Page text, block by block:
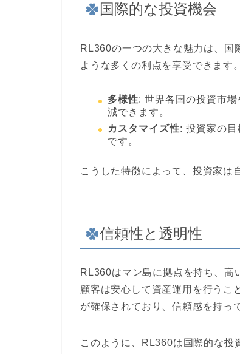
国際的な投資機会
RL360の一つの大きな魅力は、国
ような多くの利点を享受できます。
多様性: 世界各国の投資市
減できます。
カスタマイズ性: 投資家の
です。
こうした特徴によって、投資家は
信頼性と透明性
RL360はマン島に拠点を持ち、高
顧客は安心して資産運用を行うこ
が確保されており、信頼感を持っ
このように、RL360は国際的な投